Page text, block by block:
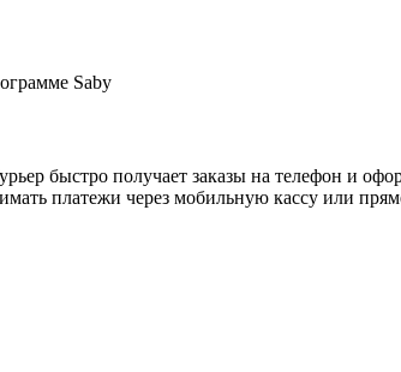
быстро получает заказы на телефон и
платежи через мобильную кассу или